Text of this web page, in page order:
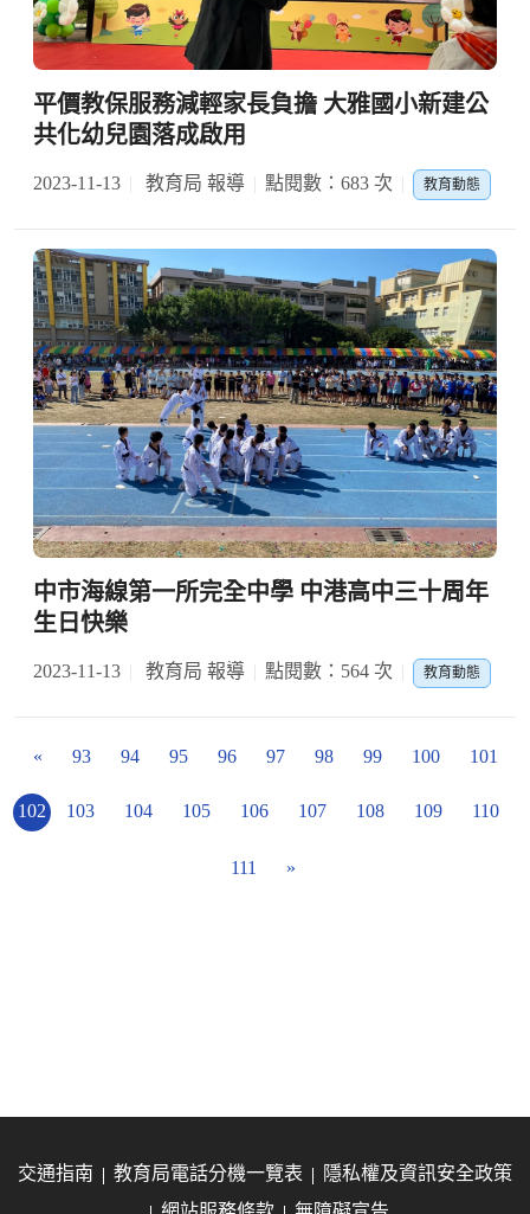
平價教保服務減輕家長負擔 大雅國小新建公
共化幼兒園落成啟用
2023-11-13 教育局 報導 點閱數：683 次 教育動態
中市海線第一所完全中學 中港高中三十周年
生日快樂
2023-11-13 教育局 報導 點閱數：564 次 教育動態
« 93 94 95 96 97 98 99 100 101
102 103 104 105 106 107 108 109 110
111 »
交通指南 教育局電話分機一覽表
隱私權及資訊安全政策